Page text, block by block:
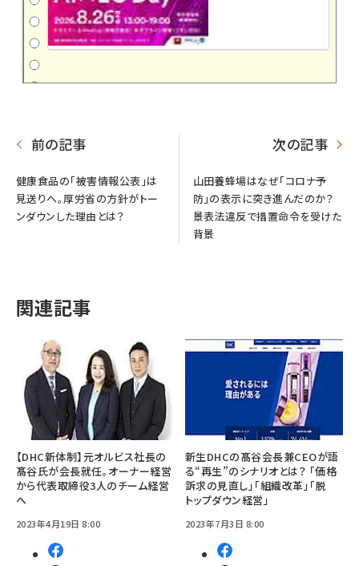
前の記事
健康食品の「被害情報公表」は
見送りへ。厚労省の方針がトー
ンダウンした理由とは？
次の記事
山田養蜂場はなぜ「コロナ予
防」の表示に突き進んだのか？
景表法違反で措置命令を受けた
背景
関連記事
【DHC新体制】元オルビス社長の
髙谷氏が会長就任。オーナー経営
から代表取締役3人のチーム経営
へ
2023年4月19日 8:00
新生DHCの髙谷会長兼CEOが語
る“再生”のシナリオとは？ 「価格
訴求の見直し」「組織改革」「脱
トップダウン経営」
2023年7月3日 8:00